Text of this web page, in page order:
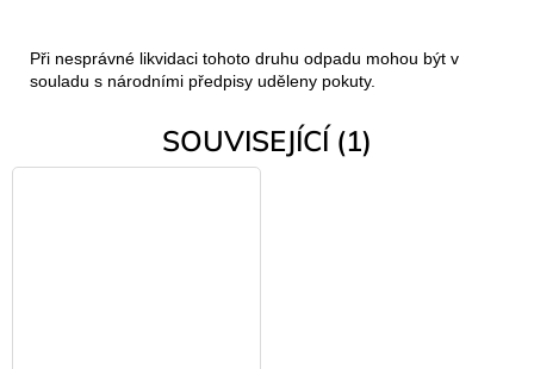
Při nesprávné likvidaci tohoto druhu odpadu mohou být v
souladu s národními předpisy uděleny pokuty.
SOUVISEJÍCÍ (1)